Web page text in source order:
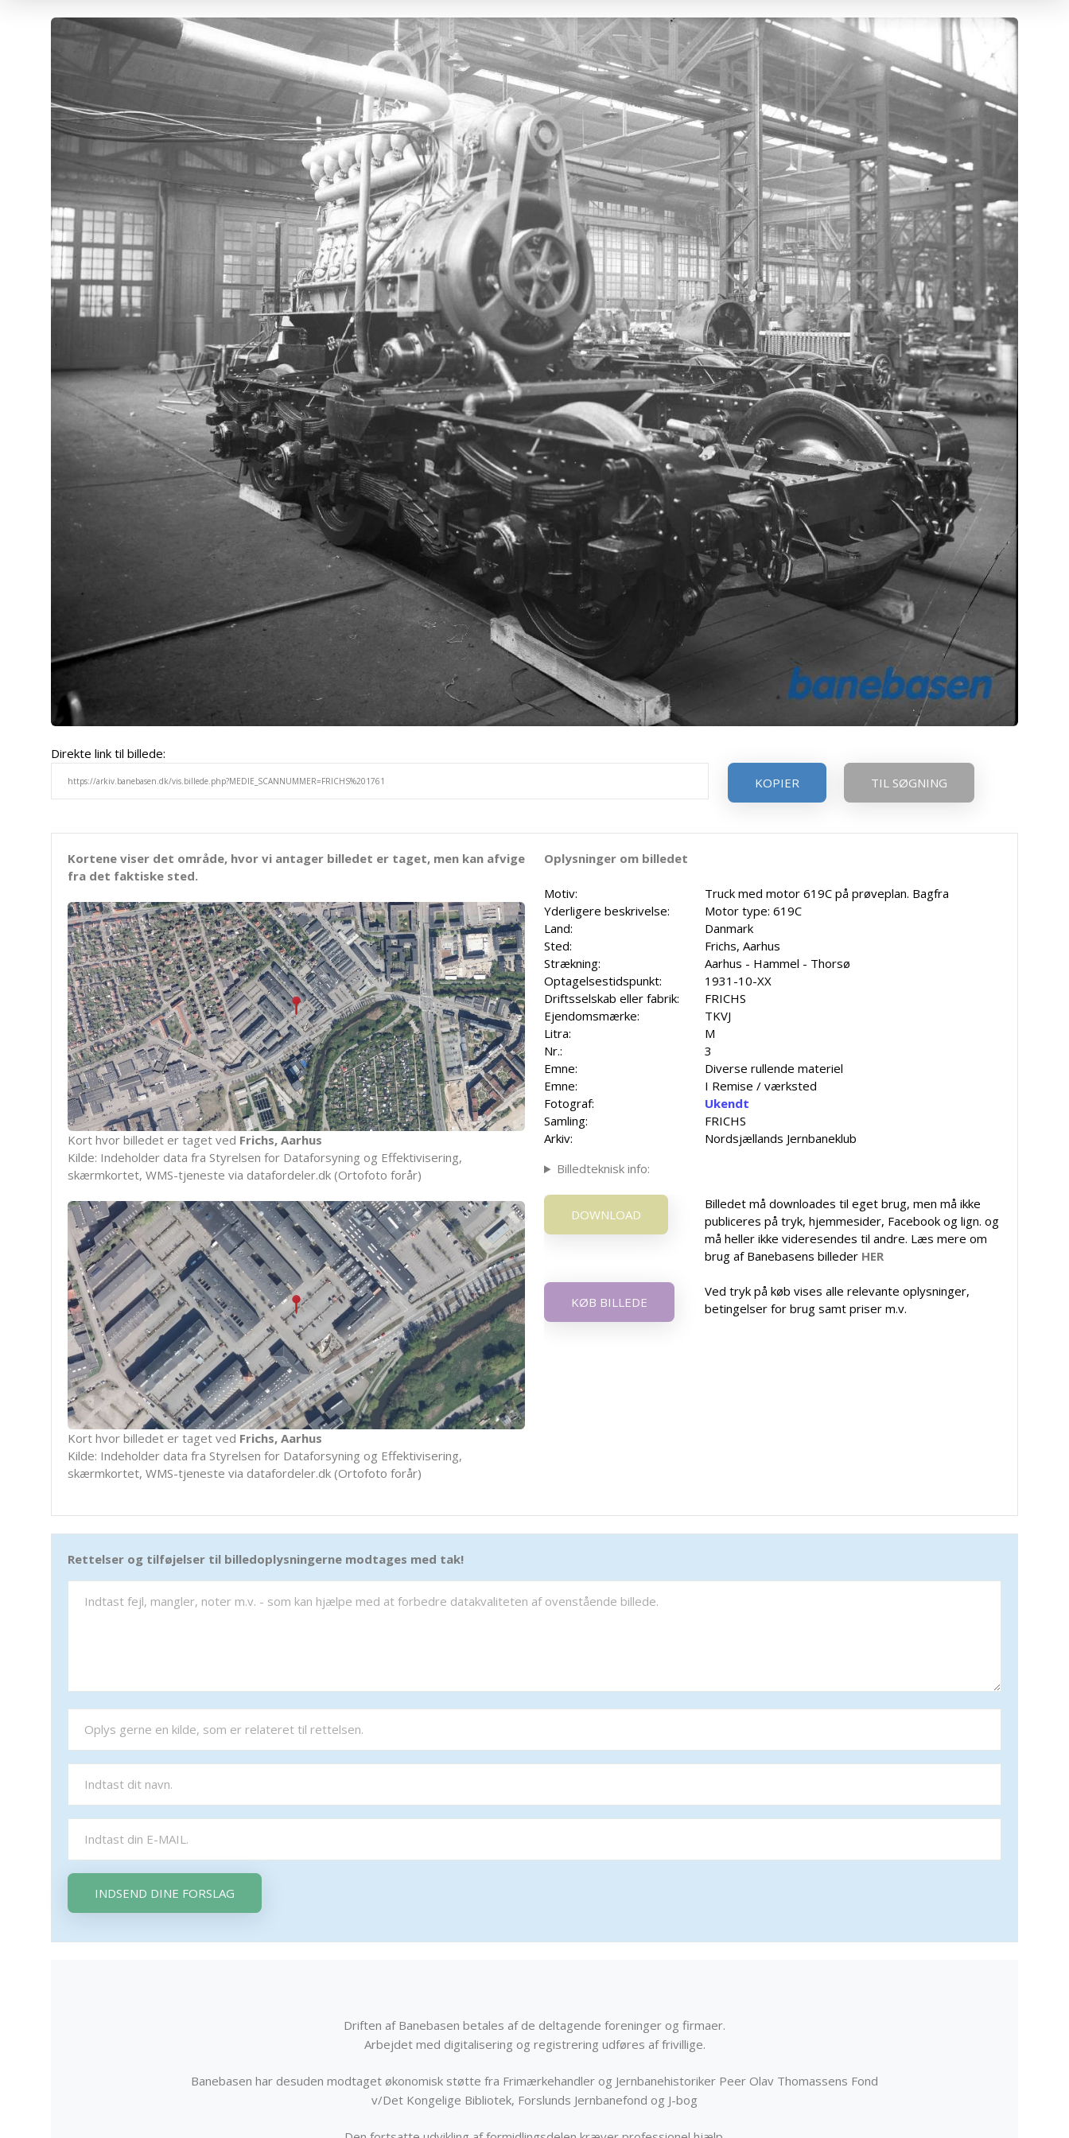
Direkte link til billede:
KOPIER
TIL SØGNING
Kortene viser det område, hvor vi antager billedet er taget, men kan afvige
fra det faktiske sted.
Kort hvor billedet er taget ved Frichs, Aarhus
Kilde: Indeholder data fra Styrelsen for Dataforsyning og Effektivisering,
skærmkortet, WMS-tjeneste via datafordeler.dk (Ortofoto forår)
Kort hvor billedet er taget ved Frichs, Aarhus
Kilde: Indeholder data fra Styrelsen for Dataforsyning og Effektivisering,
skærmkortet, WMS-tjeneste via datafordeler.dk (Ortofoto forår)
Oplysninger om billedet
Motiv:
Truck med motor 619C på prøveplan. Bagfra
Yderligere beskrivelse:
Motor type: 619C
Land:
Danmark
Sted:
Frichs, Aarhus
Strækning:
Aarhus - Hammel - Thorsø
Optagelsestidspunkt:
1931-10-XX
Driftsselskab eller fabrik:
FRICHS
Ejendomsmærke:
TKVJ
Litra:
M
Nr.:
3
Emne:
Diverse rullende materiel
Emne:
I Remise / værksted
Fotograf:
Ukendt
Samling:
FRICHS
Arkiv:
Nordsjællands Jernbaneklub
Billedteknisk info:
DOWNLOAD
Billedet må downloades til eget brug, men må ikke
publiceres på tryk, hjemmesider, Facebook og lign. og
må heller ikke videresendes til andre. Læs mere om
brug af Banebasens billeder HER
KØB BILLEDE
Ved tryk på køb vises alle relevante oplysninger,
betingelser for brug samt priser m.v.
Rettelser og tilføjelser til billedoplysningerne modtages med tak!
INDSEND DINE FORSLAG
Driften af Banebasen betales af de deltagende foreninger og firmaer.
Arbejdet med digitalisering og registrering udføres af frivillige.
Banebasen har desuden modtaget økonomisk støtte fra Frimærkehandler og Jernbanehistoriker Peer Olav Thomassens Fond
v/Det Kongelige Bibliotek, Forslunds Jernbanefond og J-bog